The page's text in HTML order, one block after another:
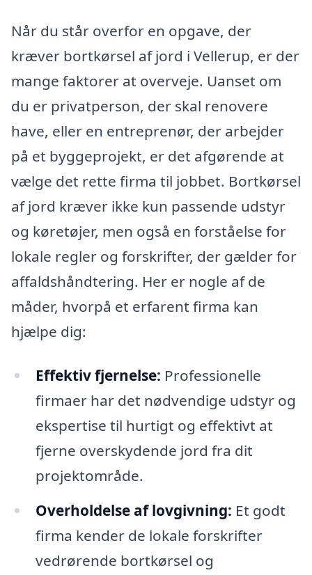
Når du står overfor en opgave, der
kræver bortkørsel af jord i Vellerup, er der
mange faktorer at overveje. Uanset om
du er privatperson, der skal renovere
have, eller en entreprenør, der arbejder
på et byggeprojekt, er det afgørende at
vælge det rette firma til jobbet. Bortkørsel
af jord kræver ikke kun passende udstyr
og køretøjer, men også en forståelse for
lokale regler og forskrifter, der gælder for
affaldshåndtering. Her er nogle af de
måder, hvorpå et erfarent firma kan
hjælpe dig:
Effektiv fjernelse: Professionelle
firmaer har det nødvendige udstyr og
ekspertise til hurtigt og effektivt at
fjerne overskydende jord fra dit
projektområde.
Overholdelse af lovgivning: Et godt
firma kender de lokale forskrifter
vedrørende bortkørsel og